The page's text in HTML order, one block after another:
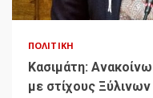
ΠΟΛΙΤΙΚΉ
Κασιμάτη:
με στίχους